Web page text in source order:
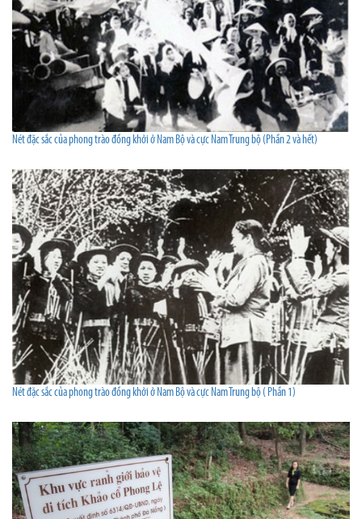
Nét đặc sắc của phong trào đồng khởi ở Nam Bộ và cực Nam Trung bộ (Phần 2 và hết)
Nét đặc sắc của phong trào đồng khởi ở Nam Bộ và cực Nam Trung bộ ( Phần 1)